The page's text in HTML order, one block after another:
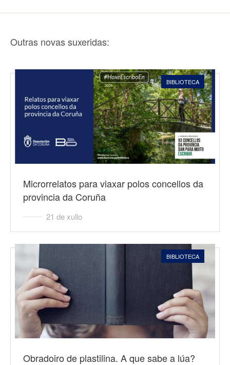
Outras novas suxeridas:
BIBLIOTECA
Microrrelatos para viaxar polos concellos da
provincia da Coruña
21 de xullo
BIBLIOTECA
Obradoiro de plastilina. A que sabe a lúa?